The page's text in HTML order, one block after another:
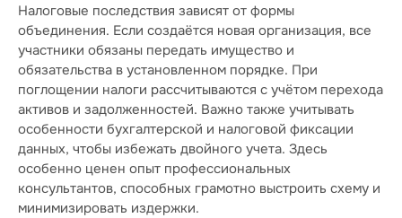
Налоговые последствия зависят от формы
объединения. Если создаётся новая организация, все
участники обязаны передать имущество и
обязательства в установленном порядке. При
поглощении налоги рассчитываются с учётом перехода
активов и задолженностей. Важно также учитывать
особенности бухгалтерской и налоговой фиксации
данных, чтобы избежать двойного учета. Здесь
особенно ценен опыт профессиональных
консультантов, способных грамотно выстроить схему и
минимизировать издержки.